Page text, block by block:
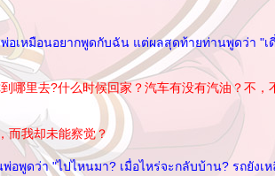
อเหมือนอยากพูดกับฉัน แต่ผลสุดท้ายท่านพูดว่า "เ
哪里去?什么时候回家？汽车有没有汽油？不，
而我却未能察觉？
พ่อพูดว่า "ไปไหนมา? เมื่อไหร่จะกลับบ้าน? รถยังเ